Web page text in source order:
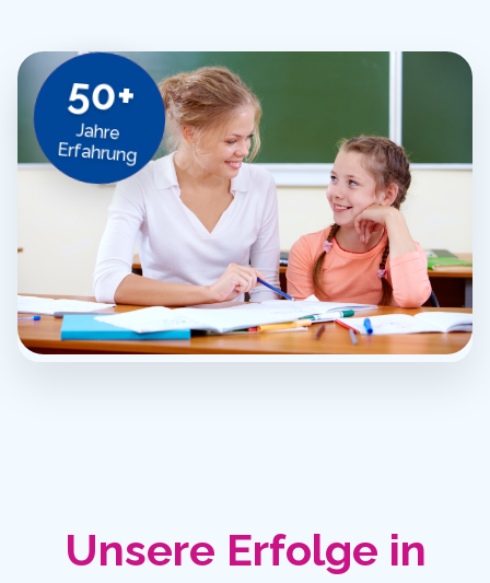
50+
Jahre
Erfahrung
Unsere Erfolge in